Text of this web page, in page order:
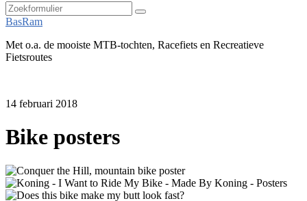
Zoeken
BasRam
Met o.a. de mooiste MTB-tochten, Racefiets en Recreatieve
Fietsroutes
14 februari 2018
Bike posters